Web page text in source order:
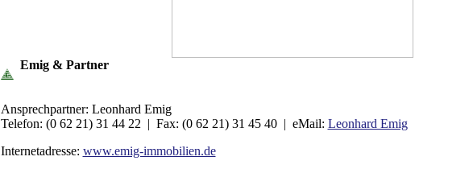
Emig & Partner
Ansprechpartner: Leonhard Emig
Telefon: (0 62 21) 31 44 22 | Fax: (0 62 21) 31 45 40 | eMail: Leonhard Emig
Internetadresse: www.emig-immobilien.de